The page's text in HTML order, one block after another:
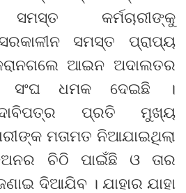
କର୍ମଚାରୀଙ୍କୁ
ସମସ୍ତ ପ୍ରାପ୍ୟ
ଆଇନ ଅଦାଲତର
ସଂଘ ଧମକ ଦେଇଛି ।
ଦାବିପତ୍ର ପ୍ରତି ମୁଖ୍ୟ
ମତାମତ ନିଆଯାଇଥିଲା
ଚିଠି ପାଇଁଛି ଓ ତାର
ଦିଆଯିବ । ଯାହାର ଯାହା